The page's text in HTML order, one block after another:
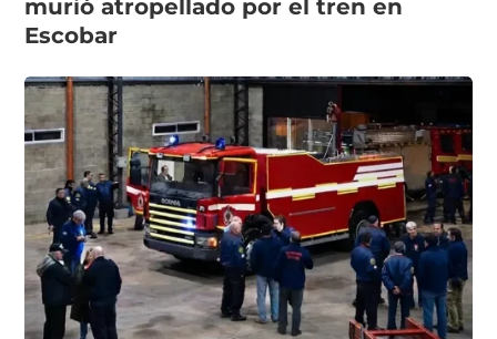
murió atropellado por el tren en
Escobar